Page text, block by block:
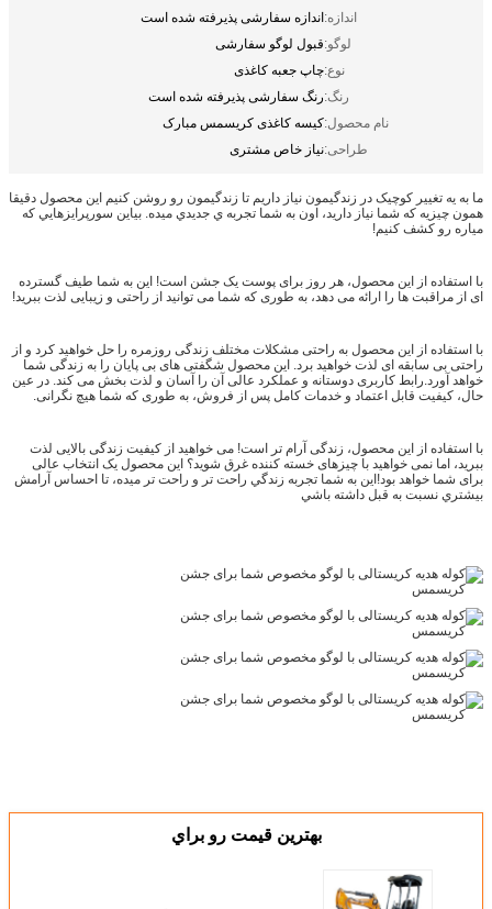
اندازه:اندازه سفارشی پذیرفته شده است
لوگو:قبول لوگو سفارشی
نوع:چاپ جعبه کاغذی
رنگ:رنگ سفارشی پذیرفته شده است
نام محصول:کیسه کاغذی کریسمس مبارک
طراحی:نیاز خاص مشتری
ما به يه تغيير کوچيک در زندگيمون نياز داريم تا زندگيمون رو روشن کنيم اين محصول دقیقا
همون چيزيه که شما نياز داريد، اون به شما تجربه ي جديدي ميده. بياين سورپرايزهايي که
مياره رو کشف کنيم!
با استفاده از این محصول، هر روز برای پوست یک جشن است! این به شما طیف گسترده
ای از مراقبت ها را ارائه می دهد، به طوری که شما می توانید از راحتی و زیبایی لذت ببرید!
با استفاده از این محصول به راحتی مشکلات مختلف زندگی روزمره را حل خواهید کرد و از
راحتی بی سابقه ای لذت خواهید برد. این محصول شگفتی های بی پایان را به زندگی شما
خواهد آورد.رابط کاربری دوستانه و عملکرد عالی آن را آسان و لذت بخش می کند. در عین
حال، کیفیت قابل اعتماد و خدمات کامل پس از فروش، به طوری که شما هیچ نگرانی.
با استفاده از این محصول، زندگی آرام تر است! می خواهید از کیفیت زندگی بالایی لذت
ببرید، اما نمی خواهید با چیزهای خسته کننده غرق شوید؟ این محصول یک انتخاب عالی
برای شما خواهد بود!اين به شما تجربه زندگي راحت تر و راحت تر ميده، تا احساس آرامش
بيشتري نسبت به قبل داشته باشي
بهترين قيمت رو براي